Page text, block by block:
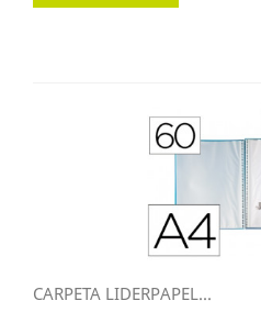
CARPETA LIDERPAPEL...